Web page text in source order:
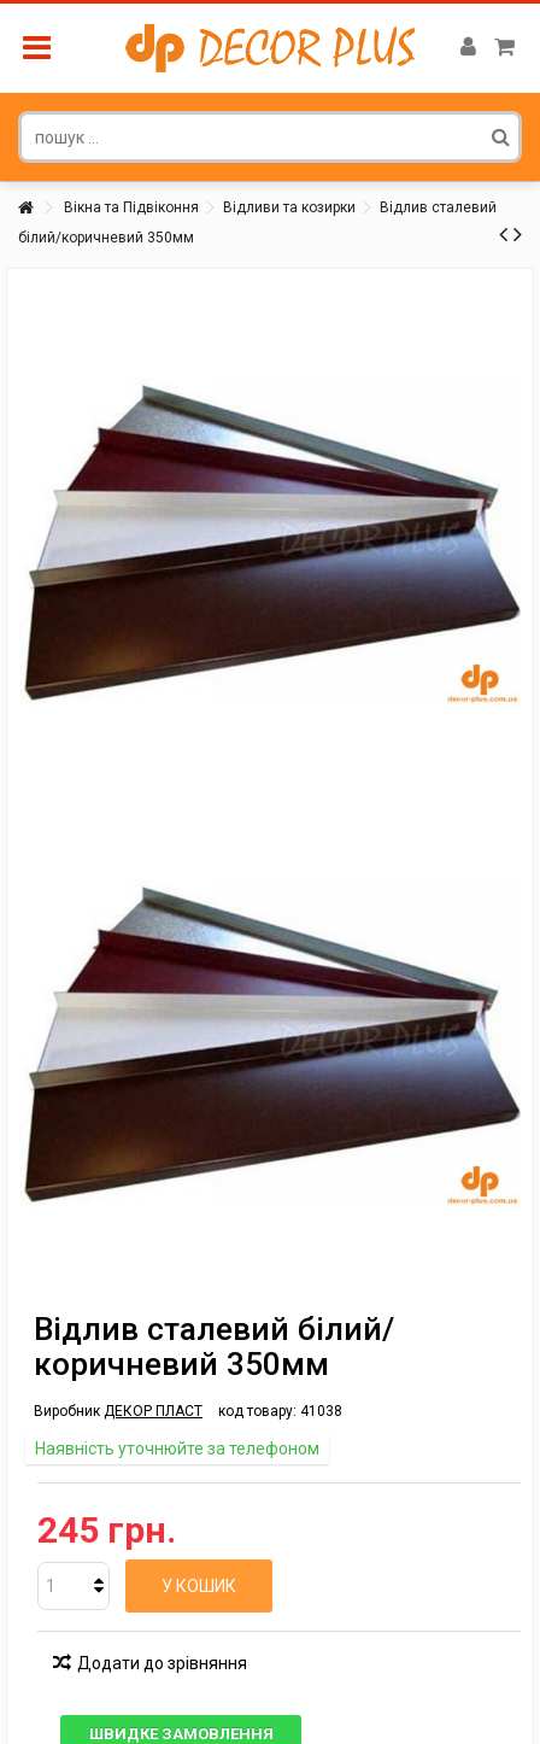
Вікна та Підвіконня Відливи та козирки
Відлив сталевий
білий/коричневий 350мм
Відлив сталевий білий/
коричневий 350мм
Виробник ДЕКОР ПЛАСТ код товару: 41038
Наявність уточнюйте за телефоном
245 грн.
У КОШИК
Додати до зрівняння
ШВИДКЕ ЗАМОВЛЕННЯ